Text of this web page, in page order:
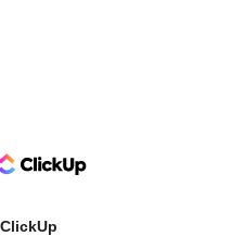
Logo
ClickUp